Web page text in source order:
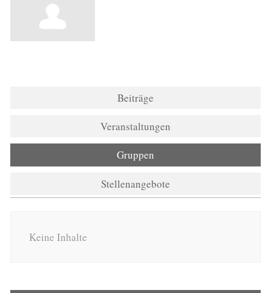
Beiträge
Veranstaltungen
Gruppen
Stellenangebote
Keine Inhalte